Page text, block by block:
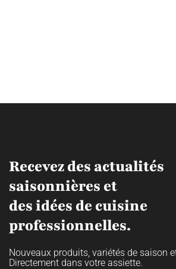
Recevez des actualités
saisonnières et
des idées de cuisine
professionnelles.
Nouveaux produits, variétés de saison
Directement dans votre assiette.